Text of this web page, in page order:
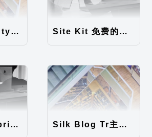
Twenty Twenty-Five 免费的WordPress内容主题 Site Kit 免费的WordPress数据统计插件
Clean Enterprise主题汉化包 Silk Blog Tr主题汉化包